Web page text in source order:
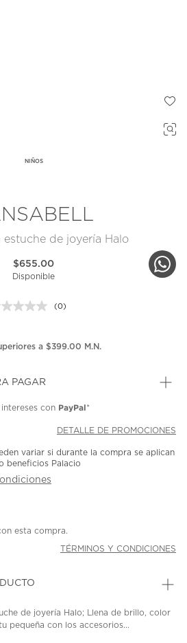
NIÑOS
estuche de joyería Halo
$655.00
Disponible
Sin
en
(0)
a $399.00 M.N.
PAGAR
intereses con PayPal*
DETALLE DE PROMOCIONES
variar si durante la compra se aplican
beneficios Palacio
esta compra.
TÉRMINOS Y CONDICIONES
de joyería Halo; Llena de brillo, color
pequeña con los accesorios...